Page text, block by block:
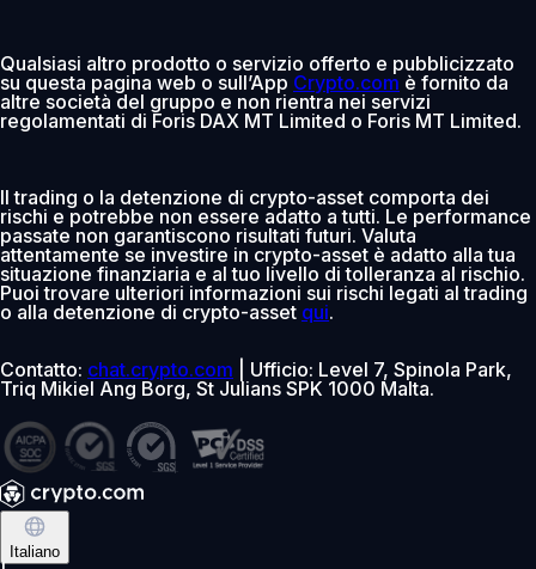
Qualsiasi altro prodotto o servizio offerto e pubblicizzato
su questa pagina web o sull’App Crypto.com è fornito da
altre società del gruppo e non rientra nei servizi
regolamentati di Foris DAX MT Limited o Foris MT Limited.
Il trading o la detenzione di crypto-asset comporta dei
rischi e potrebbe non essere adatto a tutti. Le performance
passate non garantiscono risultati futuri. Valuta
attentamente se investire in crypto-asset è adatto alla tua
situazione finanziaria e al tuo livello di tolleranza al rischio.
Puoi trovare ulteriori informazioni sui rischi legati al trading
o alla detenzione di crypto-asset qui.
Contatto: chat.crypto.com | Ufficio: Level 7, Spinola Park,
Triq Mikiel Ang Borg, St Julians SPK 1000 Malta.
Italiano